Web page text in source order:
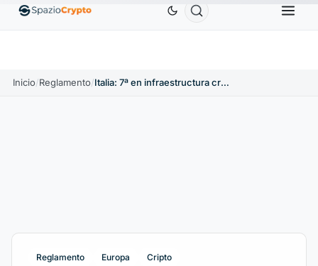
ETH1880,58 US$↑1.90% 0,9991 US$ BNB586,64
Inicio/Reglamento/ Italia: 7ª en infraestructura crypto, 31ª en uso real, por qué
Reglamento Europa Cripto